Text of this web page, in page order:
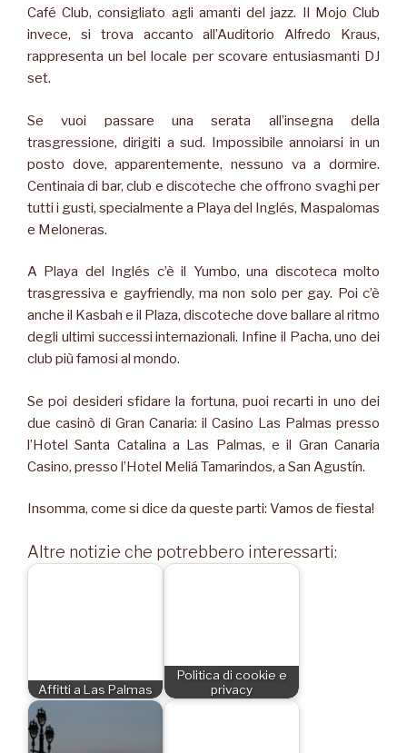
Café Club, consigliato agli amanti del jazz. Il Mojo Club
invece, si trova accanto all’Auditorio Alfredo Kraus,
rappresenta un bel locale per scovare entusiasmanti DJ
set.
Se vuoi passare una serata all’insegna della
trasgressione, dirigiti a sud. Impossibile annoiarsi in un
posto dove, apparentemente, nessuno va a dormire.
Centinaia di bar, club e discoteche che offrono svaghi per
tutti i gusti, specialmente a Playa del Inglés, Maspalomas
e Meloneras.
A Playa del Inglés c’è il Yumbo, una discoteca molto
trasgressiva e gayfriendly, ma non solo per gay. Poi c’è
anche il Kasbah e il Plaza, discoteche dove ballare al ritmo
degli ultimi successi internazionali. Infine il Pacha, uno dei
club più famosi al mondo.
Se poi desideri sfidare la fortuna, puoi recarti in uno dei
due casinò di Gran Canaria: il Casino Las Palmas presso
l’Hotel Santa Catalina a Las Palmas, e il Gran Canaria
Casino, presso l’Hotel Meliá Tamarindos, a San Agustín.
Insomma, come si dice da queste parti: Vamos de fiesta!
Altre notizie che potrebbero interessarti:
Affitti a Las Palmas
Politica di cookie e
privacy